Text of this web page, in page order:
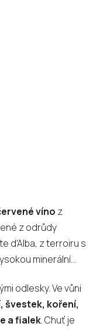
víno z
z odrůdy
d'Alba, z terroiru s
minerální
odlesky. Ve vůni
švestek, koření,
a fialek. Chuť je